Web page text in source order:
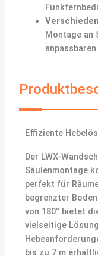
Montage an
Effiziente
Der LWX-
Säulenmontage
perfekt für
begrenzter
von 180° bietet
vielseitige
bis zu 7 m